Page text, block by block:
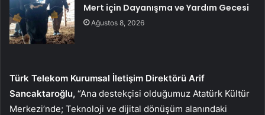
Mert için Dayanışma ve Yardım Gecesi
Ağustos 8, 2026
Türk Telekom Kurumsal İletişim Direktörü Arif
Sancaktaroğlu, “Ana destekçisi olduğumuz Atatürk Kültür
Merkezi’nde; Teknoloji ve dijital dönüşüm alanındaki